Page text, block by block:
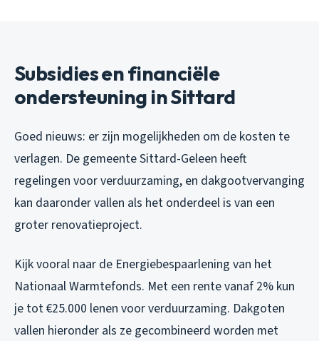
Subsidies en financiële
ondersteuning in Sittard
Goed nieuws: er zijn mogelijkheden om de kosten te
verlagen. De gemeente Sittard-Geleen heeft
regelingen voor verduurzaming, en dakgootvervanging
kan daaronder vallen als het onderdeel is van een
groter renovatieproject.
Kijk vooral naar de Energiebespaarlening van het
Nationaal Warmtefonds. Met een rente vanaf 2% kun
je tot €25.000 lenen voor verduurzaming. Dakgoten
vallen hieronder als ze gecombineerd worden met